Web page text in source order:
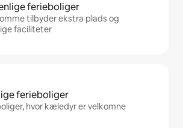
ferieboliger
tilbyder ekstra plads og
faciliteter
ferieboliger
hvor kæledyr er velkomne